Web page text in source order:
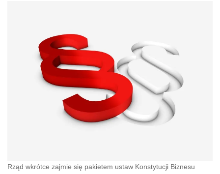
Rząd wkrótce zajmie się pakietem ustaw Konstytucji Biznesu